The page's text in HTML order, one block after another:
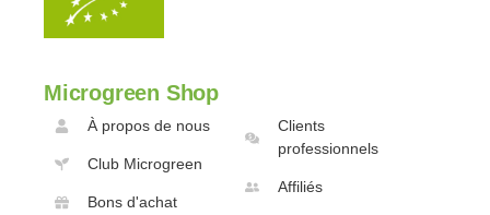
Microgreen Shop
À propos de nous
Club Microgreen
Bons d'achat
Clients
professionnels
Affiliés